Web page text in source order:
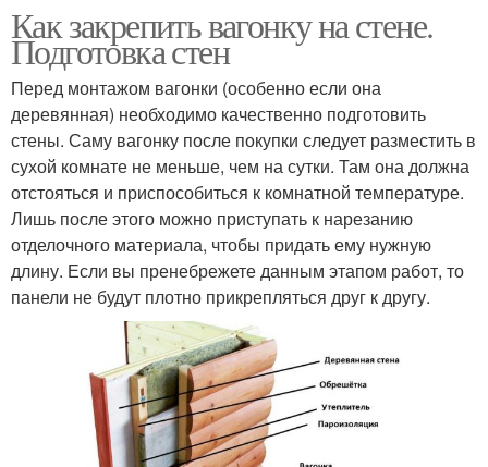
Как закрепить вагонку на стене.
Подготовка стен
Перед монтажом вагонки (особенно если она
деревянная) необходимо качественно подготовить
стены. Саму вагонку после покупки следует разместить в
сухой комнате не меньше, чем на сутки. Там она должна
отстояться и приспособиться к комнатной температуре.
Лишь после этого можно приступать к нарезанию
отделочного материала, чтобы придать ему нужную
длину. Если вы пренебрежете данным этапом работ, то
панели не будут плотно прикрепляться друг к другу.